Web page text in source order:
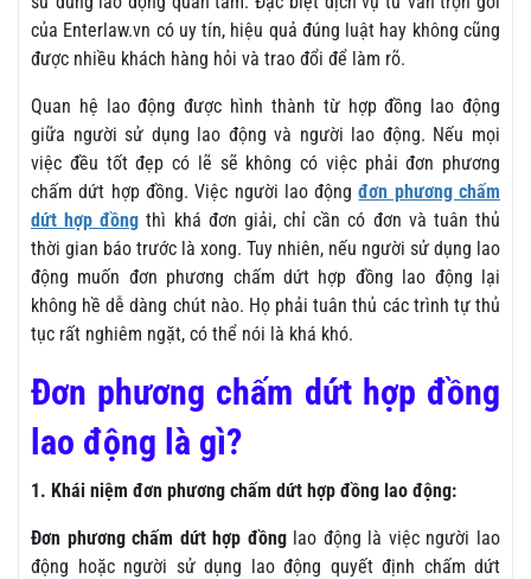
của Enterlaw.vn có uy tín, hiệu quả đúng luật hay không cũng
được nhiều khách hàng hỏi và trao đổi để làm rõ.
Quan hệ lao động được hình thành từ hợp đồng lao động
giữa người sử dụng lao động và người lao động. Nếu mọi
việc đều tốt đẹp có lẽ sẽ không có việc phải đơn phương
chấm dứt hợp đồng. Việc người lao độngđơn phương chấm
dứt hợp đồng thì khá đơn giải, chỉ cần có đơn và tuân thủ
thời gian báo trước là xong. Tuy nhiên, nếu người sử dụng lao
động muốn đơn phương chấm dứt hợp đồng lao động lại
không hề dễ dàng chút nào. Họ phải tuân thủ các trình tự thủ
tục rất nghiêm ngặt, có thể nói là khá khó.
Đơn phương chấm dứt hợp đồng
lao động là gì?
1. Khái niệm đơn phương chấm dứt hợp đồng lao động:
Đơn phương chấm dứt hợp đồnglao động là việc người lao
động hoặc người sử dụng lao động quyết định chấm dứt